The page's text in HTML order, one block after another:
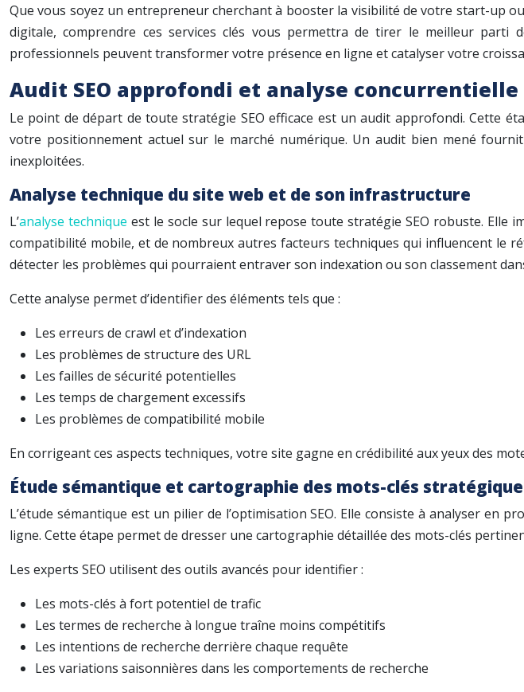
Que vous soyez un entrepreneur cherchant à booster la visibilité de votre start-up
digitale, comprendre ces services clés vous permettra de tirer le meilleur parti
professionnels peuvent transformer votre présence en ligne et catalyser votre
Audit SEO approfondi et analyse concurrentielle
Le point de départ de toute stratégie SEO efficace est un audit approfondi. Cette
votre positionnement actuel sur le marché numérique. Un audit bien mené
inexploitées.
Analyse technique du site web et de son infrastructure
L’analyse technique est le socle sur lequel repose toute stratégie SEO robuste. Elle
compatibilité mobile, et de nombreux autres facteurs techniques qui influencent le
détecter les problèmes qui pourraient entraver son indexation ou son classement
Cette analyse permet d’identifier des éléments tels que :
Les erreurs de crawl et d’indexation
Les problèmes de structure des URL
Les failles de sécurité potentielles
Les temps de chargement excessifs
Les problèmes de compatibilité mobile
En corrigeant ces aspects techniques, votre site gagne en crédibilité aux yeux des
Étude sémantique et cartographie des mots-clés
L’étude sémantique est un pilier de l’optimisation SEO. Elle consiste à analyser en
ligne. Cette étape permet de dresser une cartographie détaillée des mots-clés
Les experts SEO utilisent des outils avancés pour identifier :
Les mots-clés à fort potentiel de trafic
Les termes de recherche à longue traîne moins compétitifs
Les intentions de recherche derrière chaque requête
Les variations saisonnières dans les comportements de recherche